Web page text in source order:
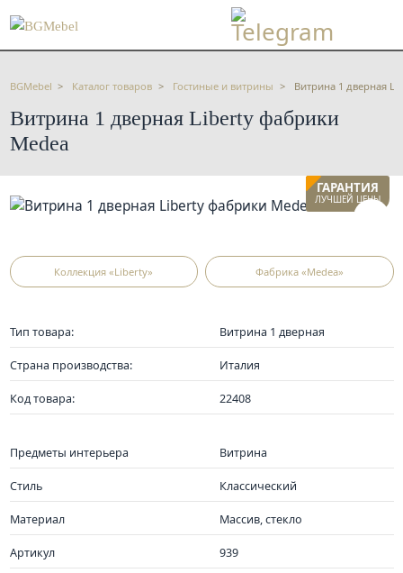
BGMebel Каталог товаров Гостиные и витрины Витрина 1 дверная
Витрина 1 дверная Liberty фабрики
Medea
ГАРАНТИЯ
ЛУЧШЕЙ ЦЕНЫ
Фабрика «Medea»
Коллекция «Liberty»
Тип товара: Витрина 1 дверная
Страна производства: Италия
Код товара: 22408
Предметы интерьера Витрина
Стиль Классический
Материал Массив, стекло
Артикул 939